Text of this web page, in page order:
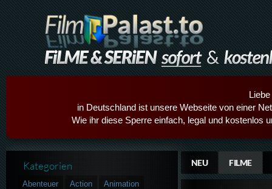
in Deutschland ist unsere Webseite von einer
Wie ihr diese Sperre einfach, legal und kostenlos
NEU FILME
Kategorien
Abenteuer Action
Animation